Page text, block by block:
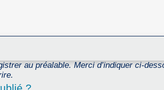
au préalable. Merci d’indiquer ci-